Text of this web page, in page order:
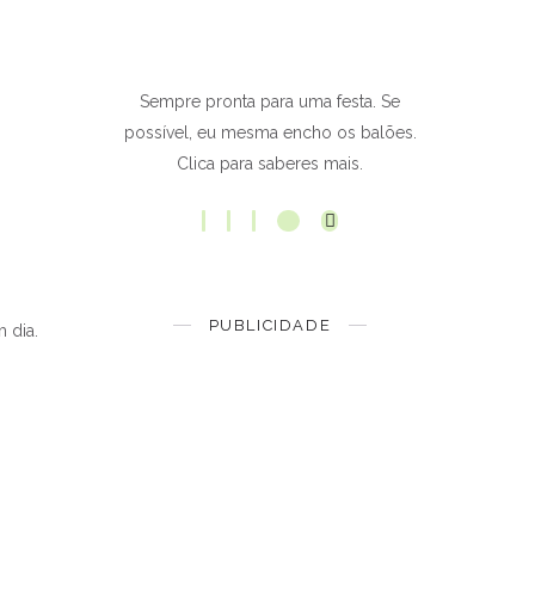
dia.
Sempre pronta para uma festa. Se
possível, eu mesma encho os balões.
Clica para saberes mais.
PUBLICIDADE